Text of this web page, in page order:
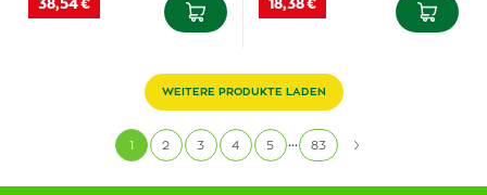
38,54 € 18,38 €
WEITERE PRODUKTE LADEN
1 2 3 4 5 ... 83